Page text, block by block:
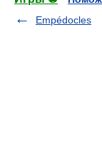
Empédocles